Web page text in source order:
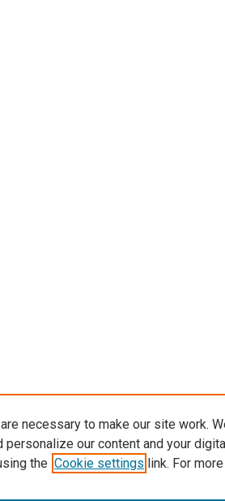
necessary to make our site work.
personalize our content and your
the Cookie settings link. For